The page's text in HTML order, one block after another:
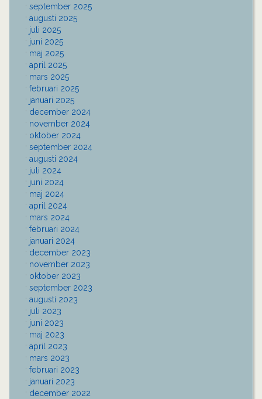
september 2025
augusti 2025
juli 2025
juni 2025
maj 2025
april 2025
mars 2025
februari 2025
januari 2025
december 2024
november 2024
oktober 2024
september 2024
augusti 2024
juli 2024
juni 2024
maj 2024
april 2024
mars 2024
februari 2024
januari 2024
december 2023
november 2023
oktober 2023
september 2023
augusti 2023
juli 2023
juni 2023
maj 2023
april 2023
mars 2023
februari 2023
januari 2023
december 2022